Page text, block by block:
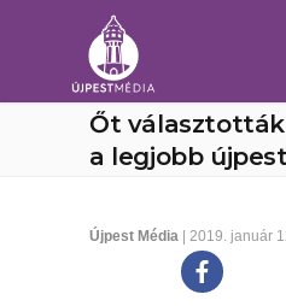
Őt
a legjobb
Újpest Média | 2019. január